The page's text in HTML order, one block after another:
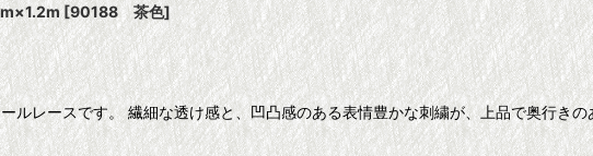
[90188 茶色]
ルレースです。 繊細な透け感と、凹凸感のある表情豊かな刺繍が、上品で奥行き